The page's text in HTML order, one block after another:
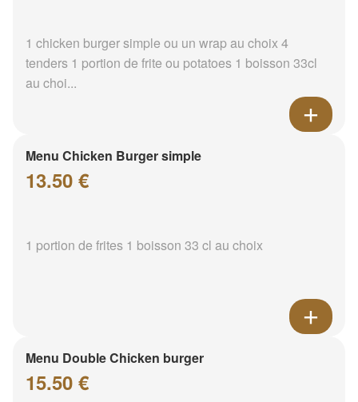
1 chicken burger simple ou un wrap au choix 4
tenders 1 portion de frite ou potatoes 1 boisson 33cl
au choi...
Menu Chicken Burger simple
13.50 €
1 portion de frites 1 boisson 33 cl au choix
Menu Double Chicken burger
15.50 €